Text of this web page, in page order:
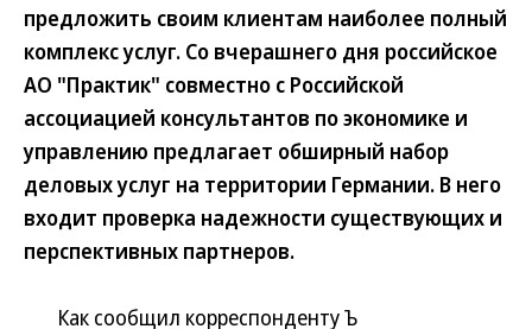
предложить своим клиентам наиболее полный
комплекс услуг. Со вчерашнего дня российское
АО "Практик" совместно с Российской
ассоциацией консультантов по экономике и
управлению предлагает обширный набор
деловых услуг на территории Германии. В него
входит проверка надежности существующих и
перспективных партнеров.
Как сообщил корреспонденту Ъ